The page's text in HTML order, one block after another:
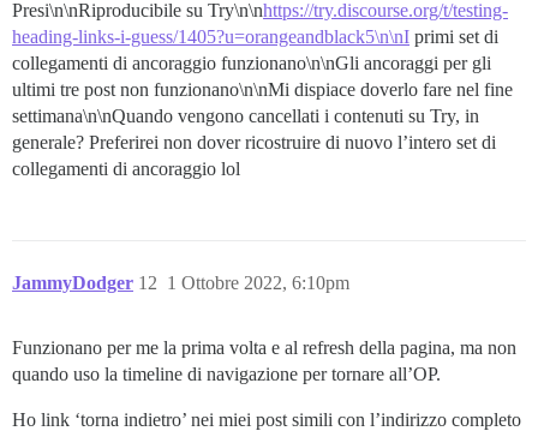
Presi\n\nRiproducibile su Try\n\nhttps://try.discourse.org/t/testing-
heading-links-i-guess/1405?u=orangeandblack5\n\nI primi set di
collegamenti di ancoraggio funzionano\n\nGli ancoraggi per gli
ultimi tre post non funzionano\n\nMi dispiace doverlo fare nel fine
settimana\n\nQuando vengono cancellati i contenuti su Try, in
generale? Preferirei non dover ricostruire di nuovo l’intero set di
collegamenti di ancoraggio lol
JammyDodger 1 Ottobre 2022, 6:10pm
12
Funzionano per me la prima volta e al refresh della pagina, ma non
quando uso la timeline di navigazione per tornare all’OP.
Ho link ‘torna indietro’ nei miei post simili con l’indirizzo completo